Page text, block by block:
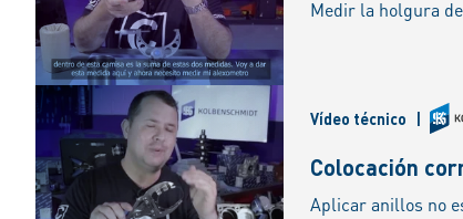
Vídeo técnico |
Colocación